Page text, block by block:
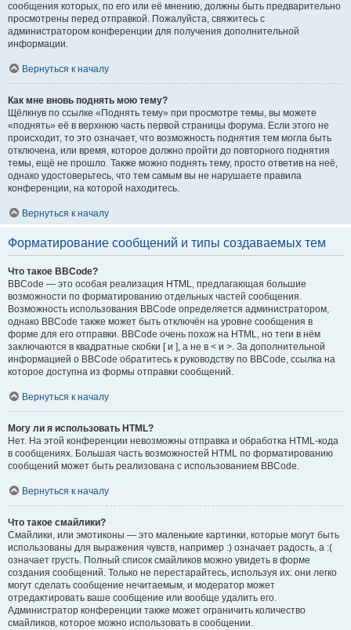
сообщения которых, по его или её мнению, должны быть предварительно
просмотрены перед отправкой. Пожалуйста, свяжитесь с
администратором конференции для получения дополнительной
информации.
Вернуться к началу
Как мне вновь поднять мою тему?
Щёлкнув по ссылке «Поднять тему» при просмотре темы, вы можете
«поднять» её в верхнюю часть первой страницы форума. Если этого не
происходит, то это означает, что возможность поднятия тем могла быть
отключена, или время, которое должно пройти до повторного поднятия
темы, ещё не прошло. Также можно поднять тему, просто ответив на неё,
однако удостоверьтесь, что тем самым вы не нарушаете правила
конференции, на которой находитесь.
Вернуться к началу
Форматирование сообщений и типы создаваемых тем
Что такое BBCode?
BBCode — это особая реализация HTML, предлагающая большие
возможности по форматированию отдельных частей сообщения.
Возможность использования BBCode определяется администратором,
однако BBCode также может быть отключён на уровне сообщения в
форме для его отправки. BBCode очень похож на HTML, но теги в нём
заключаются в квадратные скобки [ и ], а не в < и >. За дополнительной
информацией о BBCode обратитесь к руководству по BBCode, ссылка на
которое доступна из формы отправки сообщений.
Вернуться к началу
Могу ли я использовать HTML?
Нет. На этой конференции невозможны отправка и обработка HTML-кода
в сообщениях. Большая часть возможностей HTML по форматированию
сообщений может быть реализована с использованием BBCode.
Вернуться к началу
Что такое смайлики?
Смайлики, или эмотиконы — это маленькие картинки, которые могут быть
использованы для выражения чувств, например :) означает радость, а :(
означает грусть. Полный список смайликов можно увидеть в форме
создания сообщений. Только не перестарайтесь, используя их: они легко
могут сделать сообщение нечитаемым, и модератор может
отредактировать ваше сообщение или вообще удалить его.
Администратор конференции также может ограничить количество
смайликов, которое можно использовать в сообщении.